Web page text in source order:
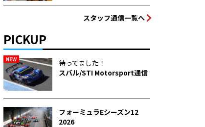
スタッフ通信一覧へ
PICKUP
NEW
待ってました！
スバル/STI Motorsport通信
フォーミュラEシーズン12
2026